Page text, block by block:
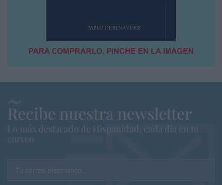
Recibe nuestra newsletter
Lo más destacado de Hispanidad, cada dia en tu
correo
Tu correo electrónico...